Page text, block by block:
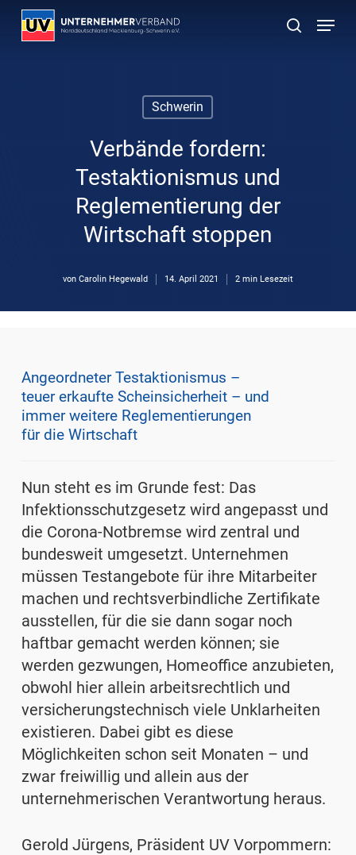
Skip
suchen
Menu
Schwerin
Verbände fordern:
Testaktionismus und
Reglementierung der
Wirtschaft stoppen
von Carolin Hegewald 14. April 2021 2 min Lesezeit
Angeordneter Testaktionismus –
teuer erkaufte Scheinsicherheit – und
immer weitere Reglementierungen
für die Wirtschaft
Nun steht es im Grunde fest: Das
Infektionsschutzgesetz wird angepasst und
die Corona-Notbremse wird zentral und
bundesweit umgesetzt. Unternehmen
müssen Testangebote für ihre Mitarbeiter
machen und rechtsverbindliche Zertifikate
ausstellen, für die sie dann sogar noch
haftbar gemacht werden können; sie
werden gezwungen, Homeoffice anzubieten,
obwohl hier allein arbeitsrechtlich und
versicherungstechnisch viele Unklarheiten
existieren. Dabei gibt es diese
Möglichkeiten schon seit Monaten – und
zwar freiwillig und allein aus der
unternehmerischen Verantwortung heraus.
Gerold Jürgens, Präsident UV Vorpommern: